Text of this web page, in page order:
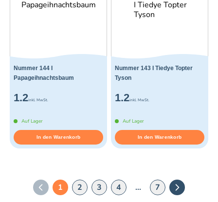
Nummer 144 I
Papageihnachtsbaum
1.2inkl. MwSt.
Auf Lager
In den Warenkorb
Nummer 143 I Tiedye Topter
Tyson
1.2inkl. MwSt.
Auf Lager
In den Warenkorb
Vorherige Seite
1 2 3 4 ... 7 Nächste